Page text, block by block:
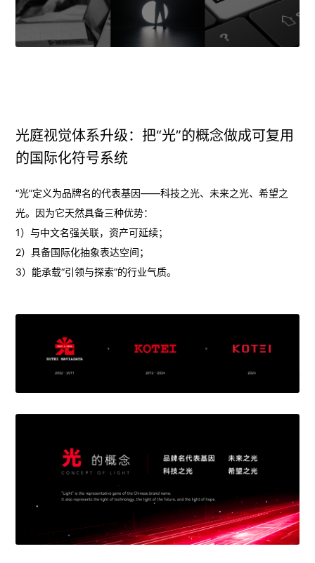
光庭视觉体系升级：把“光”的概念做成可复用
的国际化符号系统
“光”定义为品牌名的代表基因——科技之光、未来之光、希望之
光。因为它天然具备三种优势：
1）与中文名强关联，资产可延续；
2）具备国际化抽象表达空间；
3）能承载“引领与探索”的行业气质。